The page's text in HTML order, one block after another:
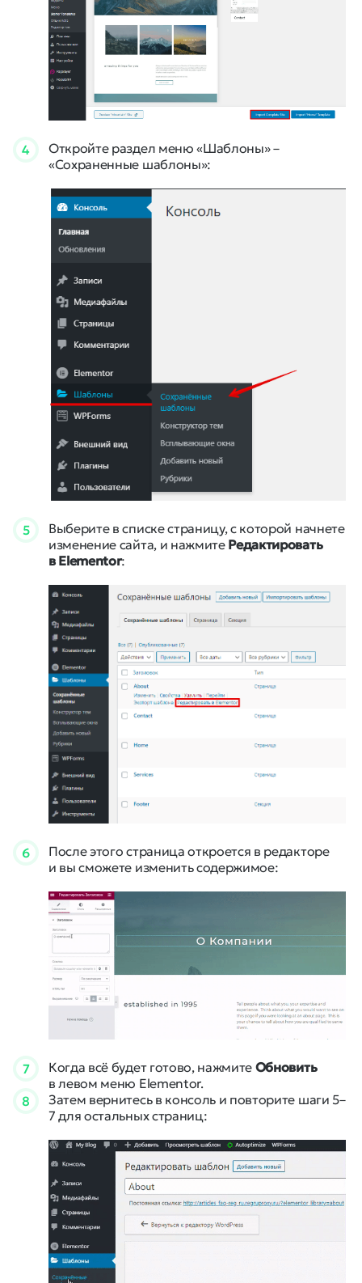
4
Откройте раздел меню «Шаблоны» –
«Сохраненные шаблоны»:
5
Выберите в списке страницу, с которой начнете
изменение сайта, и нажмите Редактировать
в Elementor:
6
После этого страница откроется в редакторе
и вы сможете изменить содержимое:
7 Когда всё будет готово, нажмите Обновить
в левом меню Elementor.
8
Затем вернитесь в консоль и повторите шаги 5–
7 для остальных страниц: